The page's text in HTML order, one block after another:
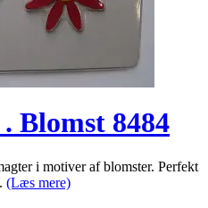
Blomst 8484
i motiver af blomster. Perfekt
(Læs mere)